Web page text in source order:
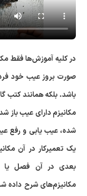
در کلیه آموزش‌ها فقط
صورت بروز عیب خود فرد
باشد. بلکه همانند کتب
مکانیزم دارای عیب باز
شده، عیب یابی و رفع
یک تعمیرکار در آن
بعدی در آن فصل یا
مکانیزم‌های شرح داده